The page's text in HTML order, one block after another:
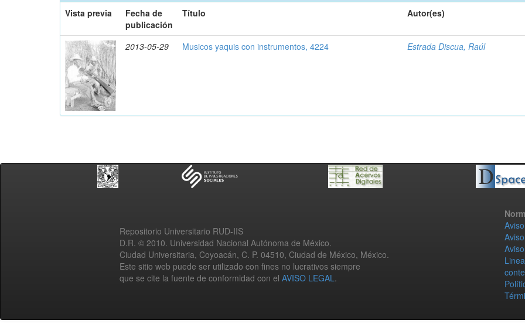
Vista previa
Fecha de
publicación
Título Autor(es)
2013-05-29 Musicos yaquis con instrumentos, 4224 Estrada Discua, Raúl
Repositorio Universitario RUD-IIS
D.R. © 2010. Universidad Nacional Autónoma de México.
Ciudad Universitaria, Coyoacán, C. P. 04510, Ciudad de México, México.
Este sitio web puede ser utilizado con fines no lucrativos siempre
que se cite la fuente de conformidad con el AVISO LEGAL.